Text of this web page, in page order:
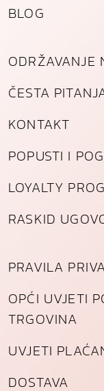
BLOG
ODRŽAVANJE
ČESTA
KONTAKT
POPUSTI I
LOYALTY
RASKID
PRAVILA
OPĆI UVJETI
TRGOVINA
UVJETI
DOSTAVA